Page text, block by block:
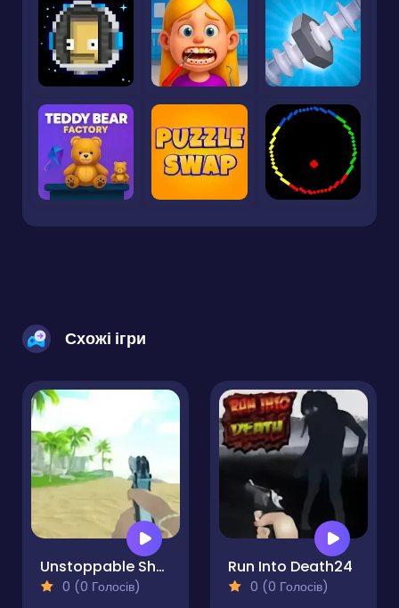
Схожі ігри
Unstoppable Shooter
0 (0 Голосів)
Run Into Death24
0 (0 Голосів)